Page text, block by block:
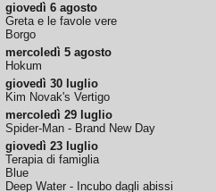
giovedì 6 agosto
Greta e le favole vere
Borgo
mercoledì 5 agosto
Hokum
giovedì 30 luglio
Kim Novak's Vertigo
mercoledì 29 luglio
Spider-Man - Brand New Day
giovedì 23 luglio
Terapia di famiglia
Blue
Deep Water - Incubo dagli abissi